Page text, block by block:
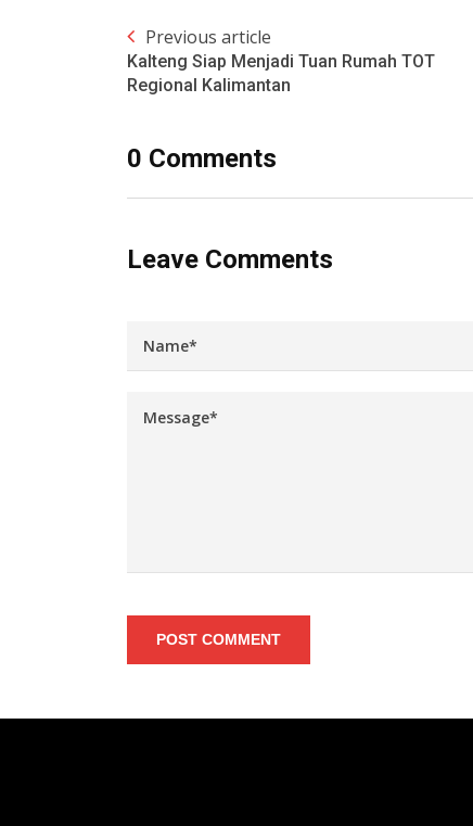
Previous article
Kalteng Siap Menjadi Tuan Rumah TOT
Regional Kalimantan
0 Comments
Leave Comments
POST COMMENT